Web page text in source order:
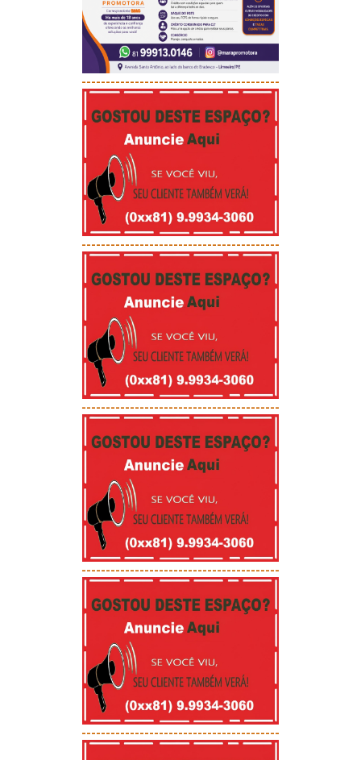
-----------------------------------------
-----------------------------------------
-----------------------------------------
-----------------------------------------
-----------------------------------------